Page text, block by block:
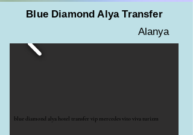
Blue Diamond Alya Transfer
Alanya
blue diamond alya hotel transfer vip mercedes vito viva turizm